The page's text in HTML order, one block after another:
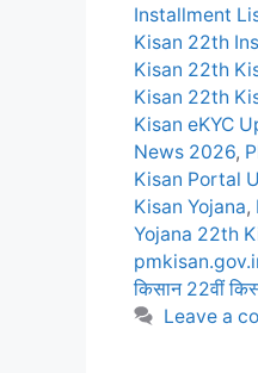
Installment
Kisan 22th
Kisan 22th
Kisan 22th
Kisan eKYC
News 2026,
Kisan Portal
Kisan Yojana,
Yojana 22th
किसान 22वीं
Leave a